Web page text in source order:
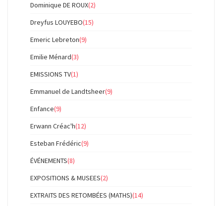
Dominique DE ROUX(2)
Dreyfus LOUYEBO(15)
Emeric Lebreton(9)
Emilie Ménard(3)
EMISSIONS TV(1)
Emmanuel de Landtsheer(9)
Enfance(9)
Erwann Créac'h(12)
Esteban Frédéric(9)
ÉVÉNEMENTS(8)
EXPOSITIONS & MUSEES(2)
EXTRAITS DES RETOMBÉES (MATHS)(14)